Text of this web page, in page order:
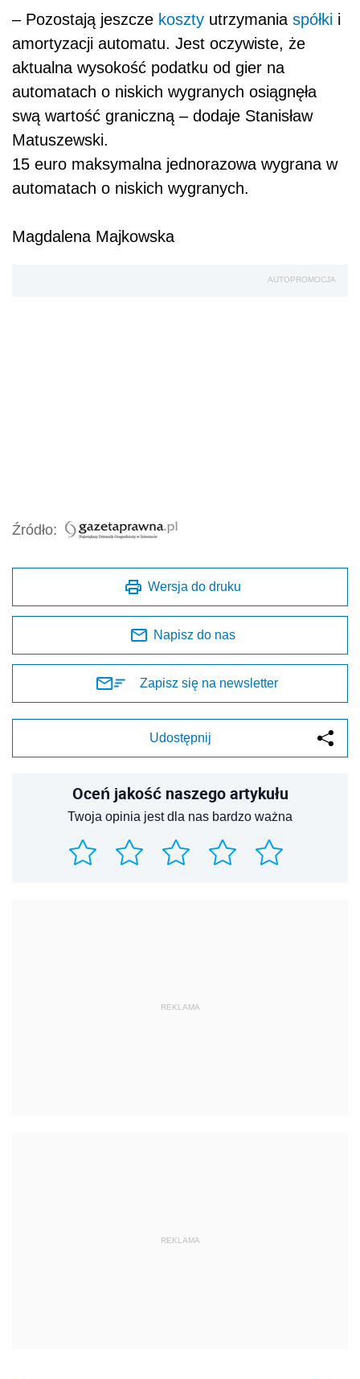
– Pozostają jeszcze koszty utrzymania spółki i
amortyzacji automatu. Jest oczywiste, że
aktualna wysokość podatku od gier na
automatach o niskich wygranych osiągnęła
swą wartość graniczną – dodaje Stanisław
Matuszewski.
15 euro maksymalna jednorazowa wygrana w
automatach o niskich wygranych.
Magdalena Majkowska
AUTOPROMOCJA
Źródło:
Wersja do druku
Napisz do nas
Zapisz się na newsletter
Udostępnij
Oceń jakość naszego artykułu
Twoja opinia jest dla nas bardzo ważna
REKLAMA
REKLAMA